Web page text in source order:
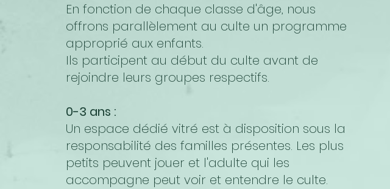
En fonction de chaque classe d'âge, nous
offrons parallèlement au culte un programme
approprié aux enfants.
Ils participent au début du culte avant de
rejoindre leurs groupes respectifs.
0-3 ans :
Un espace dédié vitré est à disposition sous la
responsabilité des familles présentes. Les plus
petits peuvent jouer et l'adulte qui les
accompagne peut voir et entendre le culte.